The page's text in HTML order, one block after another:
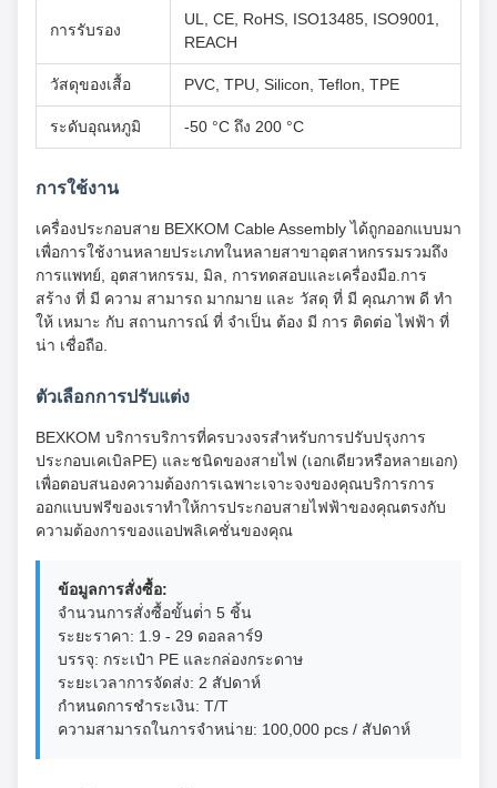
การรับรอง
UL, CE, RoHS, ISO13485, ISO9001,
REACH
วัสดุของเสื้อ PVC, TPU, Silicon, Teflon, TPE
ระดับอุณหภูมิ -50 °C ถึง 200 °C
การใช้งาน
เครื่องประกอบสาย BEXKOM Cable Assembly ได้ถูกออกแบบมา
เพื่อการใช้งานหลายประเภทในหลายสาขาอุตสาหกรรมรวมถึง
การแพทย์, อุตสาหกรรม, มิล, การทดสอบและเครื่องมือ.การ
สร้าง ที่ มี ความ สามารถ มากมาย และ วัสดุ ที่ มี คุณภาพ ดี ทํา
ให้ เหมาะ กับ สถานการณ์ ที่ จําเป็น ต้อง มี การ ติดต่อ ไฟฟ้า ที่
น่า เชื่อถือ.
ตัวเลือกการปรับแต่ง
BEXKOM บริการบริการที่ครบวงจรสําหรับการปรับปรุงการ
ประกอบเคเบิลPE) และชนิดของสายไฟ (เอกเดียวหรือหลายเอก)
เพื่อตอบสนองความต้องการเฉพาะเจาะจงของคุณบริการการ
ออกแบบฟรีของเราทําให้การประกอบสายไฟฟ้าของคุณตรงกับ
ความต้องการของแอปพลิเคชั่นของคุณ
ข้อมูลการสั่งซื้อ:
จํานวนการสั่งซื้อขั้นต่ํา 5 ชิ้น
ระยะราคา: 1.9 - 29 ดอลลาร์9
บรรจุ: กระเป๋า PE และกล่องกระดาษ
ระยะเวลาการจัดส่ง: 2 สัปดาห์
กําหนดการชําระเงิน: T/T
ความสามารถในการจําหน่าย: 100,000 pcs / สัปดาห์